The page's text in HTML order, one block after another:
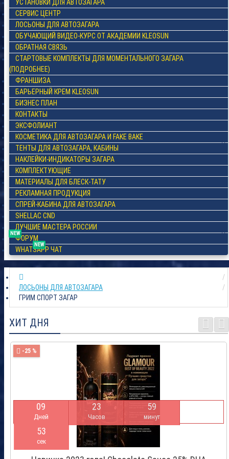
УСТАНОВКИ ДЛЯ АВТОЗАГАРА
СЕРВИС ЦЕНТР
ЛОСЬОНЫ ДЛЯ АВТОЗАГАРА
ОБУЧАЮЩИЙ ВИДЕО-КУРС ОТ АКАДЕМИИ KLEOSUN
ОБРАТНАЯ СВЯЗЬ
СТАРТОВЫЕ КОМПЛЕКТЫ ДЛЯ МОМЕНТАЛЬНОГО ЗАГАРА
(ПОДРОБНЕЕ)
ФРАНШИЗА
БАРЬЕРНЫЙ КРЕМ KLEOSUN
БИЗНЕС ПЛАН
КОНТАКТЫ
ЭКСФОЛИАНТ
КОСМЕТИКА ДЛЯ АВТОЗАГАРА И FAKE BAKE
ТЕНТЫ ДЛЯ АВТОЗАГАРА, КАБИНЫ
НАКЛЕЙКИ-ИНДИКАТОРЫ ЗАГАРА
КОМПЛЕКТУЮЩИЕ
МАТЕРИАЛЫ ДЛЯ БЛЕСК-ТАТУ
РЕКЛАМНАЯ ПРОДУКЦИЯ
СПРЕЙ-КАБИНА ДЛЯ АВТОЗАГАРА
SHELLAC CND
ЛУЧШИЕ МАСТЕРА РОССИИ
NEW
ФОРУМ
NEW
WHATSAPP ЧАТ
ЛОСЬОНЫ ДЛЯ АВТОЗАГАРА
ГРИМ СПОРТ ЗАГАР
ХИТ ДНЯ
-25 %
09
Дней
23
Часов
59
минут
52
сек